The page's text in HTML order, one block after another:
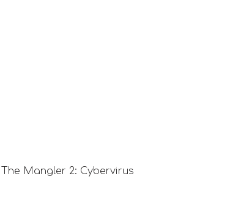
The Mangler 2: Cybervirus